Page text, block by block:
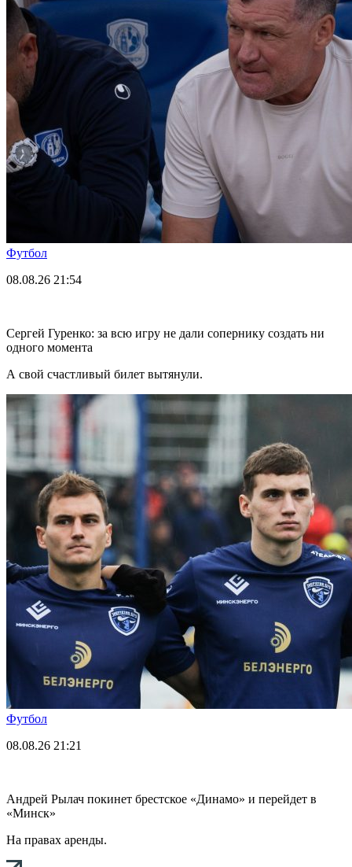
Футбол
08.08.26 21:54
Сергей Гуренко: за всю игру не дали сопернику создать ни
одного момента
А свой счастливый билет вытянули.
Футбол
08.08.26 21:21
Андрей Рылач покинет брестское «Динамо» и перейдет в
«Минск»
На правах аренды.